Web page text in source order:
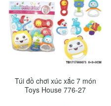
Túi đồ chơi xúc xắc 7 món
Toys House 776-27